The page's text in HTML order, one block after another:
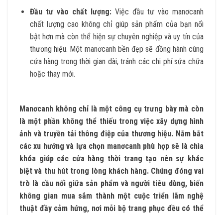
Đầu tư vào chất lượng:Việc đầu tư vào manơcanh
chất lượng cao không chỉ giúp sản phẩm của bạn nổi
bật hơn mà còn thể hiện sự chuyên nghiệp và uy tín của
thương hiệu. Một manơcanh bền đẹp sẽ đồng hành cùng
cửa hàng trong thời gian dài, tránh các chi phí sửa chữa
hoặc thay mới.
Manơcanh không chỉ là một công cụ trưng bày mà còn
là một phần không thể thiếu trong việc xây dựng hình
ảnh và truyền tải thông điệp của thương hiệu. Nắm bắt
các xu hướng và lựa chọn manơcanh phù hợp sẽ là chìa
khóa giúp các cửa hàng thời trang tạo nên sự khác
biệt và thu hút trong lòng khách hàng. Chúng đóng vai
trò là cầu nối giữa sản phẩm và người tiêu dùng, biến
không gian mua sắm thành một cuộc triển lãm nghệ
thuật đầy cảm hứng, nơi mỗi bộ trang phục đều có thể